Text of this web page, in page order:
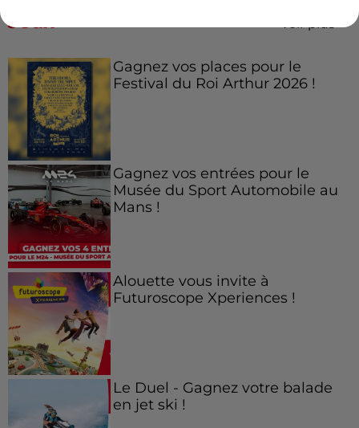
Jeux Voir plus
Gagnez vos places pour le
Festival du Roi Arthur 2026 !
Gagnez vos entrées pour le
Musée du Sport Automobile au
Mans !
Alouette vous invite à
Futuroscope Xperiences !
Le Duel - Gagnez votre balade
en jet ski !